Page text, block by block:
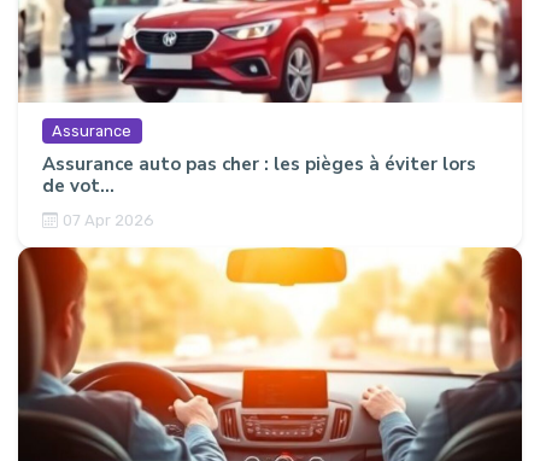
Assurance
Assurance auto pas cher : les pièges à éviter lors
de vot...
07 Apr 2026